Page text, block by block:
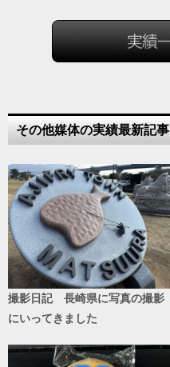
その他媒体の実績最新記事
撮影日記 長崎県に写真の撮影
にいってきました